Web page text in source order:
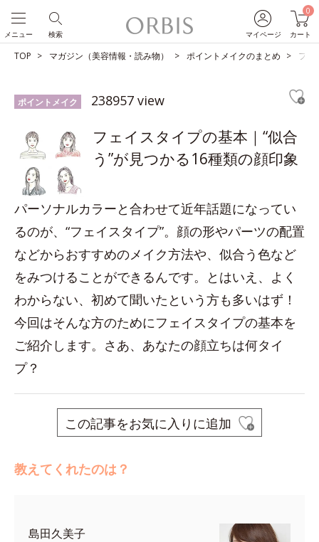
マイページ
0
カート
検索
メニュー
TOP マガジン（美容情報・読み物） ポイントメイクのまとめ フェ
ポイントメイク 238957 view
フェイスタイプの基本｜“似合
う”が見つかる16種類の顔印象
パーソナルカラーと合わせて近年話題になってい
るのが、“フェイスタイプ”。顔の形やパーツの配置
などからおすすめのメイク方法や、似合う色など
をみつけることができるんです。とはいえ、よく
わからない、初めて聞いたという方も多いはず！
今回はそんな方のためにフェイスタイプの基本を
ご紹介します。さあ、あなたの顔立ちは何タイ
プ？
この記事をお気に入りに追加
教えてくれたのは？
島田久美子